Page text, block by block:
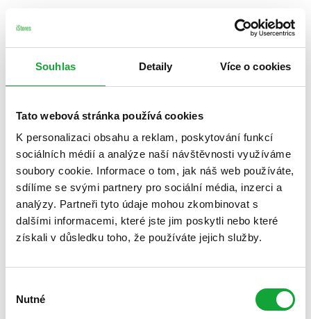
Souhlas Detaily Více o cookies
Tato webová stránka používá cookies
K personalizaci obsahu a reklam, poskytování funkcí
sociálních médií a analýze naší návštěvnosti využíváme
soubory cookie. Informace o tom, jak náš web používáte,
sdílíme se svými partnery pro sociální média, inzerci a
analýzy. Partneři tyto údaje mohou zkombinovat s
dalšími informacemi, které jste jim poskytli nebo které
získali v důsledku toho, že používáte jejich služby.
souhlasu
Nutné